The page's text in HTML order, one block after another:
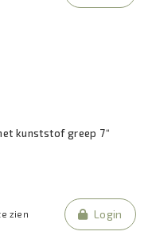
kunststof greep 7“
zien Login